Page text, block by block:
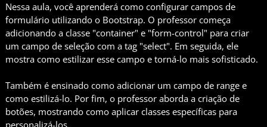
Nessa aula, você aprenderá como configurar campos de
formulário utilizando o Bootstrap. O professor começa
adicionando a classe "container" e "form-control" para criar
um campo de seleção com a tag "select". Em seguida, ele
mostra como estilizar esse campo e torná-lo mais sofisticado.
Também é ensinado como adicionar um campo de range e
como estilizá-lo. Por fim, o professor aborda a criação de
botões, mostrando como aplicar classes específicas para